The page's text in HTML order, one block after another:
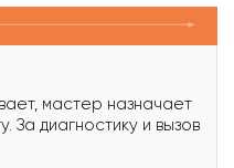
мастер назначает
За диагностику и вызов